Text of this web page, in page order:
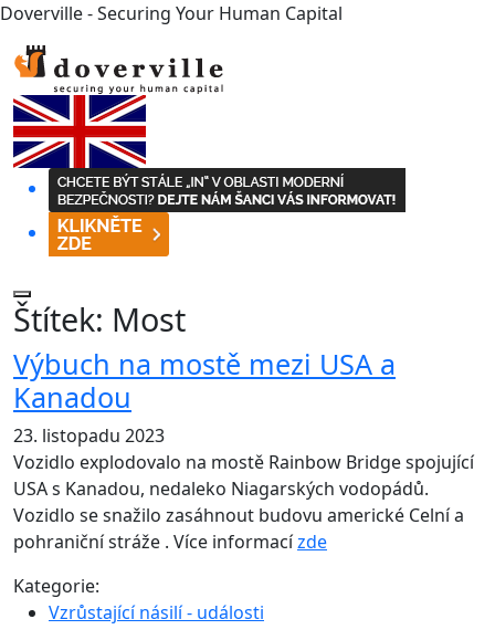
Doverville - Securing Your Human Capital
Štítek: Most
Výbuch na mostě mezi USA a
Kanadou
23. listopadu 2023
Vozidlo explodovalo na mostě Rainbow Bridge spojující
USA s Kanadou, nedaleko Niagarských vodopádů.
Vozidlo se snažilo zasáhnout budovu americké Celní a
pohraniční stráže . Více informacízde
Kategorie:
Vzrůstající násilí - události